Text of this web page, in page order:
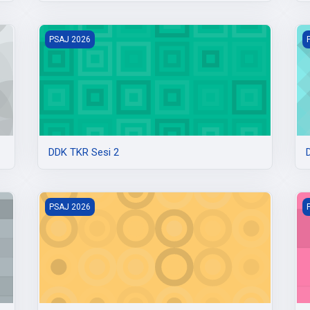
DDK TKR Sesi 2
PSAJ 2026
DDK TKR Sesi 2
DDK TPM Sesi 2
PSAJ 2026